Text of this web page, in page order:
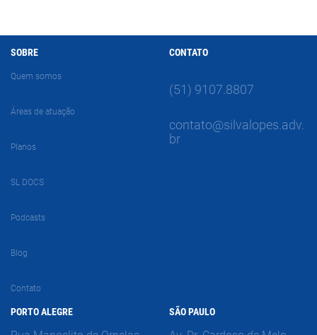
SOBRE
Quem somos
Áreas de atuação
Planos
SL DOCS
Podcasts
Blog
Contato
CONTATO
(51) 9107.8807
contato@silvalopes.adv.
br
PORTO ALEGRE SÃO PAULO